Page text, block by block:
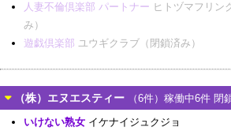
人妻不倫倶楽部 パートナー ヒトヅマフリン
み）
遊戯倶楽部 ユウギクラブ（閉鎖済み）
（株）エヌエスティー （6件）稼働中6件 閉
いけない熟女 イケナイジュクジョ